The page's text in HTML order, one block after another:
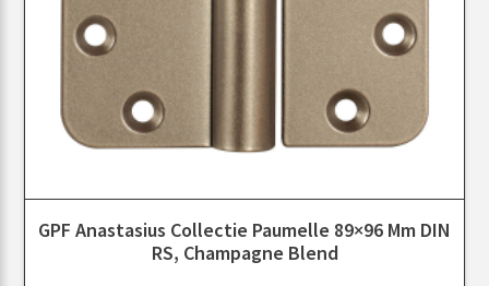
GPF Anastasius Collectie Paumelle 89×96 Mm DIN
RS, Champagne Blend